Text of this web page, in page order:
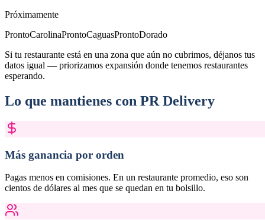
Próximamente
ProntoCarolinaProntoCaguasProntoDorado
Si tu restaurante está en una zona que aún no cubrimos, déjanos tus
datos igual — priorizamos expansión donde tenemos restaurantes
esperando.
Lo que mantienes con PR Delivery
Más ganancia por orden
Pagas menos en comisiones. En un restaurante promedio, eso son
cientos de dólares al mes que se quedan en tu bolsillo.